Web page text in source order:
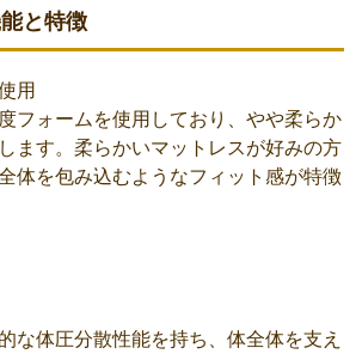
と特徴
用
フォームを使用しており、やや柔らか
ます。柔らかいマットレスが好みの方
体を包み込むようなフィット感が特徴
な体圧分散性能を持ち、体全体を支え